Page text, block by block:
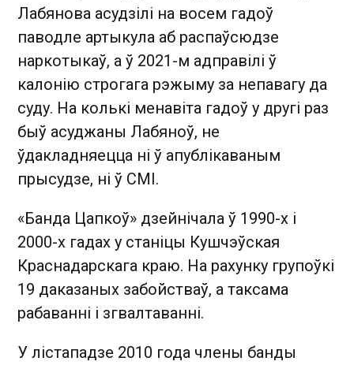
Лабянова асудзілі на восем гадоў
паводле артыкула аб распаўсюдзе
наркотыкаў, а ў 2021-м адправілі ў
калонію строгага рэжыму за непавагу да
суду. На колькі менавіта гадоў у другі раз
быў асуджаны Лабяноў, не
ўдакладняецца ні ў апублікаваным
прысудзе, ні ў СМІ.
«Банда Цапкоў» дзейнічала ў 1990-х і
2000-х гадах у станіцы Кушчэўская
Краснадарскага краю. На рахунку групоўкі
19 даказаных забойстваў, а таксама
рабаванні і згвалтаванні.
У лістападзе 2010 года члены банды